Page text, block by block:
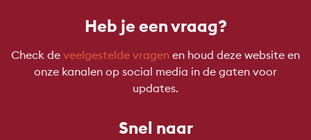
Heb je een vraag?
Check de veelgestelde vragen en houd deze website en
onze kanalen op social media in de gaten voor
updates.
Snel naar